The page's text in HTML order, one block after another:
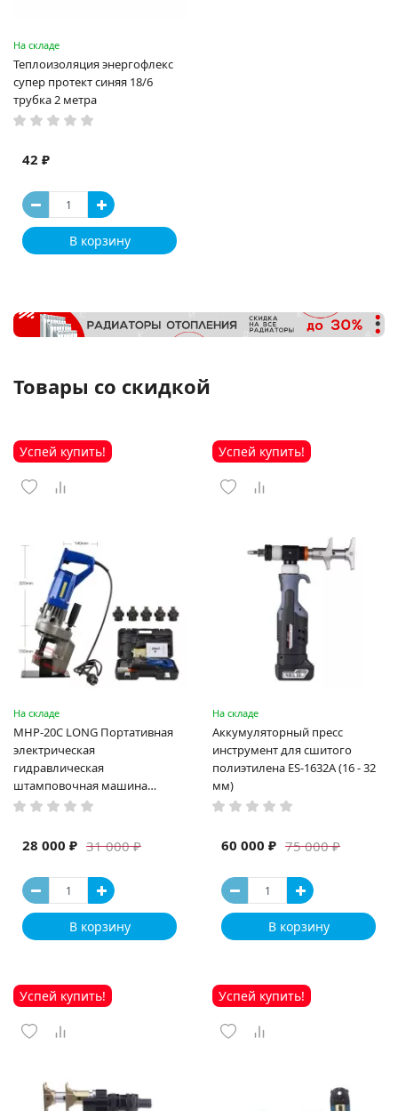
На складе
Теплоизоляция энергофлекс
супер протект синяя 18/6
трубка 2 метра
42 ₽
В корзину
Товары со скидкой
Успей купить!
На складе
MHP-20C LONG Портативная
электрическая
гидравлическая
штамповочная машина
высокая мощность и мощный
машина
31 000 ₽
28 000 ₽
В корзину
Успей купить!
На складе
Аккумуляторный пресс
инструмент для сшитого
полиэтилена ES-1632A (16 - 32
мм)
75 000 ₽
60 000 ₽
В корзину
Успей купить! Успей купить!